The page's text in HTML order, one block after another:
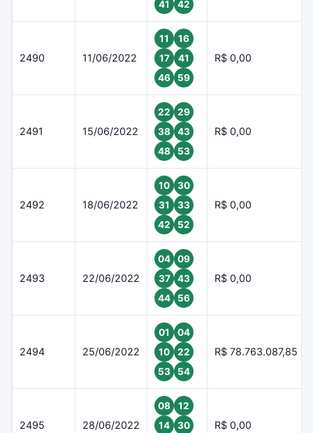
41 42
2490 11/06/2022
11
16
17
41
46
59
R$ 0,00
2491 15/06/2022
22
29
38
43
48
53
R$ 0,00
2492 18/06/2022
10
30
31
33
42
52
R$ 0,00
2493 22/06/2022
04
09
37
43
44
56
R$ 0,00
2494 25/06/2022
01
04
10
22
53
54
R$ 78.763.087,85
2495 28/06/2022
08
12
14
30
R$ 0,00